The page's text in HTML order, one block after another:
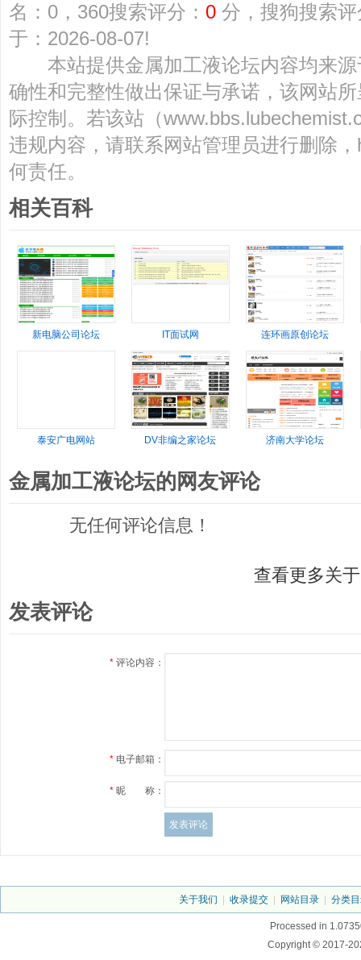
名：0，360搜索评分： 0 分，搜狗搜索
于：2026-08-07!
本站提供金属加工液论坛内容均来源
确性和完整性做出保证与承诺，该网站
际控制。若该站（
违规内容，请联系网站管理员进行删除
何责任。
相关百科
新电脑公司论坛 IT面试网 连环画原创论坛
泰安广电网站 DV非编之家论坛 济南大学论坛
金属加工液论坛的网友评论
无任何评论信息！
查看更多关
发表评论
* 评论内容：
* 电子邮箱：
* 昵 称：
关于我们 收录提交 网站目录 分类
Processed in
Copyright © 2017-